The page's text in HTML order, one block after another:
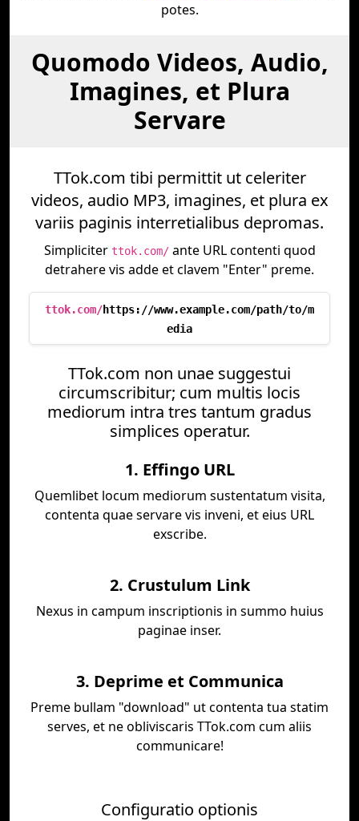
potes.
Quomodo Videos, Audio,
Imagines, et Plura
Servare
TTok.com tibi permittit ut celeriter
videos, audio MP3, imagines, et plura ex
variis paginis interretialibus depromas.
Simpliciter ttok.com/ante URL contenti quod
detrahere vis adde et clavem "Enter" preme.
ttok.com/https://www.example.com/path/to/m
edia
TTok.com non unae suggestui
circumscribitur; cum multis locis
mediorum intra tres tantum gradus
simplices operatur.
1. Effingo URL
Quemlibet locum mediorum sustentatum visita,
contenta quae servare vis inveni, et eius URL
exscribe.
2. Crustulum Link
Nexus in campum inscriptionis in summo huius
paginae inser.
3. Deprime et Communica
Preme bullam "download" ut contenta tua statim
serves, et ne obliviscaris TTok.com cum aliis
communicare!
Configuratio optionis